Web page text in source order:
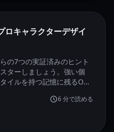
ロキャラクターデザイ
の7つの実証済みのヒント
ターしましょう。強い個
イルを持つ記憶に残るOC
6分で読める